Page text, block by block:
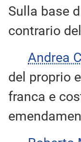
Sulla base
contrario
Andrea
del proprio
franca e